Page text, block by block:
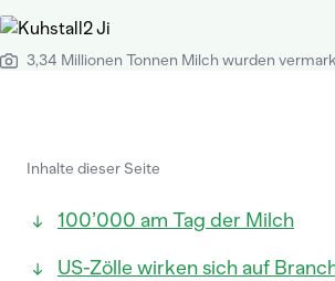
3,34 Millionen Tonnen Milch wurden
Inhalte dieser Seite
100’000 am Tag der Milch
US-Zölle wirken sich auf